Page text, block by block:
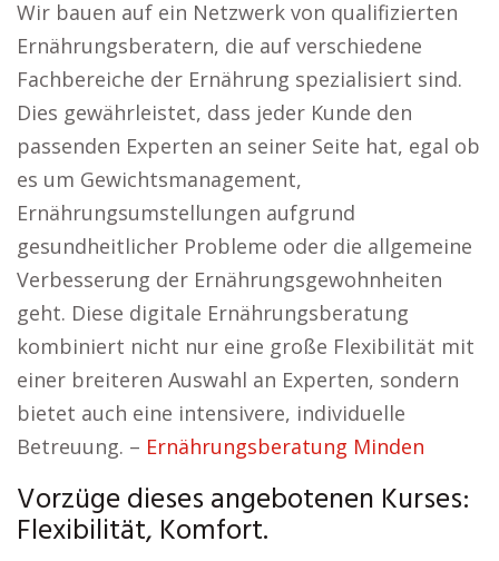
Wir bauen auf ein Netzwerk von qualifizierten
Ernährungsberatern, die auf verschiedene
Fachbereiche der Ernährung spezialisiert sind.
Dies gewährleistet, dass jeder Kunde den
passenden Experten an seiner Seite hat, egal ob
es um Gewichtsmanagement,
Ernährungsumstellungen aufgrund
gesundheitlicher Probleme oder die allgemeine
Verbesserung der Ernährungsgewohnheiten
geht. Diese digitale Ernährungsberatung
kombiniert nicht nur eine große Flexibilität mit
einer breiteren Auswahl an Experten, sondern
bietet auch eine intensivere, individuelle
Betreuung. – Ernährungsberatung Minden
Vorzüge dieses angebotenen Kurses:
Flexibilität, Komfort.